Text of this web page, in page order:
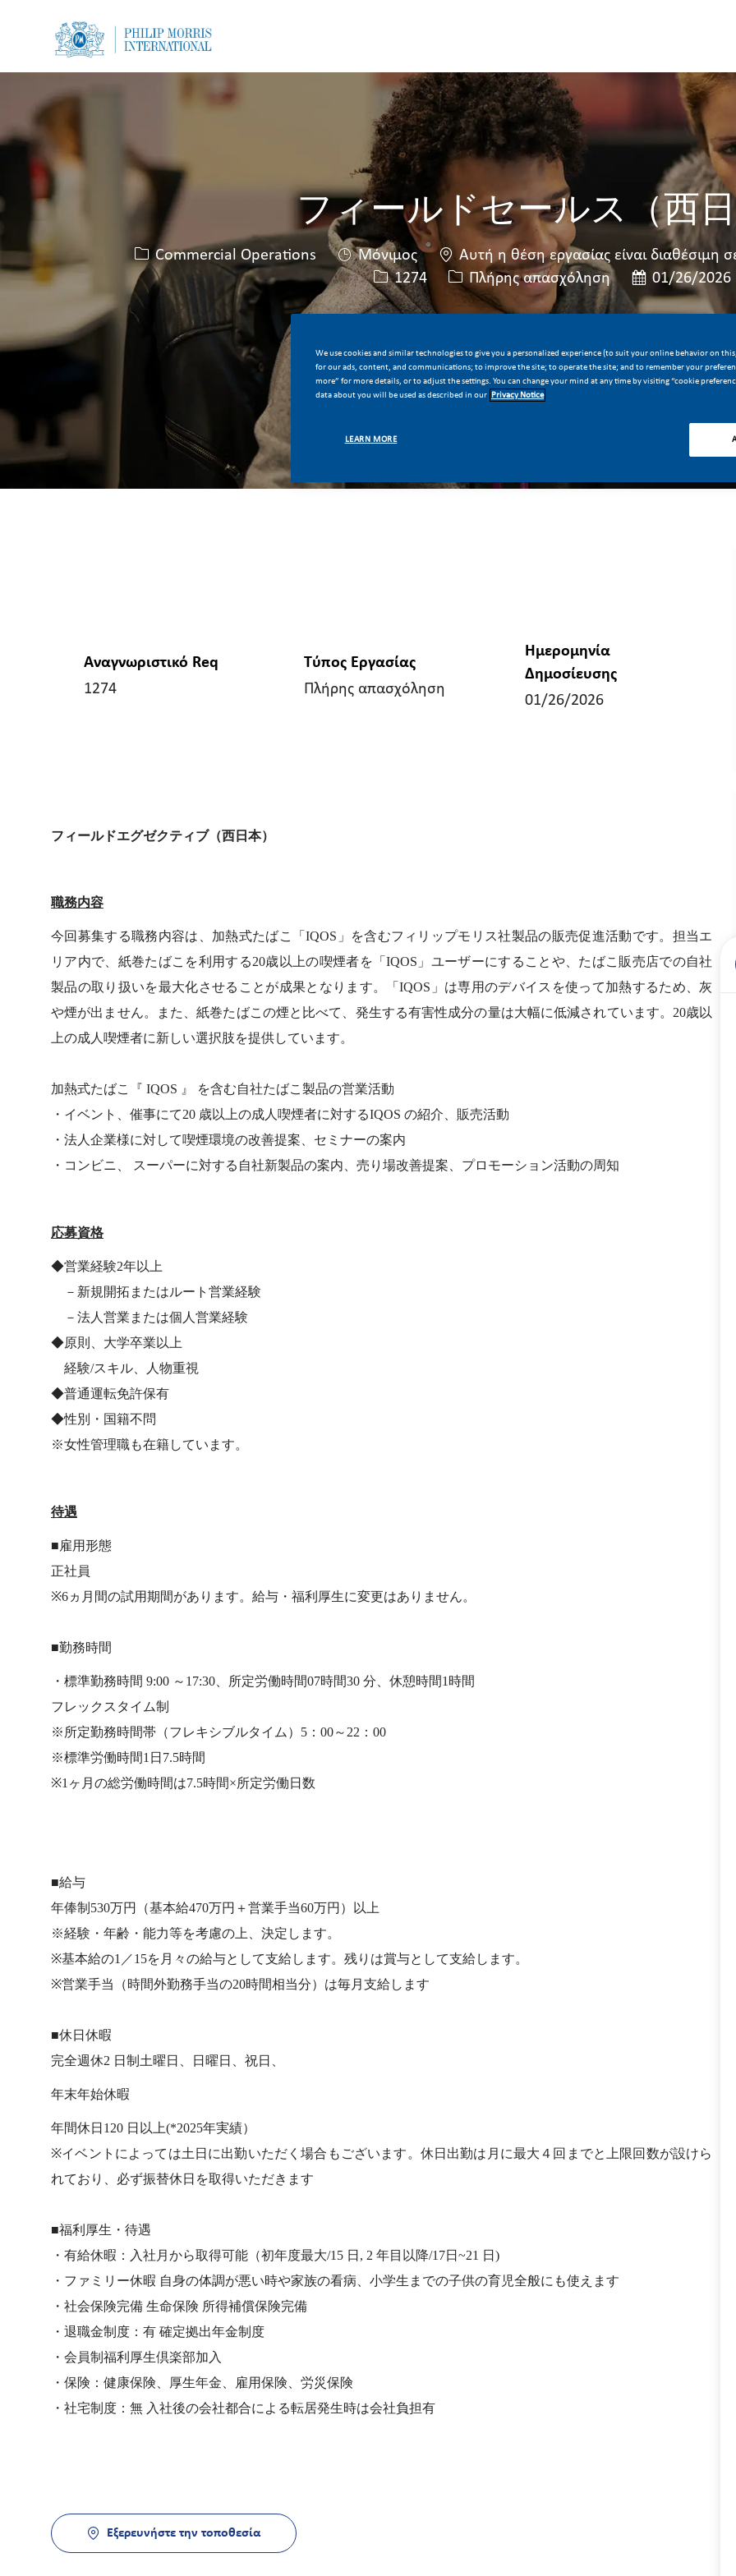
フィールドセールス（西
Κατηγορία
Commercial Operations Μόνιμος Αυτή η θέση εργασίας είναι διαθέσιμη
Κωδικός θέσης εργασίας
1274 Τύπος εργασίας
Πλήρης απασχόληση Ημερομηνία
01/26/2026
Αναγνωριστικό Req
1274
Τύπος Εργασίας
Πλήρης απασχόληση
Ημερομηνία
Δημοσίευσης
01/26/2026
フィールドエグゼクティブ（西日本）
職務内容
今回募集する職務内容は、加熱式たばこ「IQOS」を含むフィリップモリス社製品の販売促進活動です。担当エ
リア内で、紙巻たばこを利用する20歳以上の喫煙者を「IQOS」ユーザーにすることや、たばこ販売店での自社
製品の取り扱いを最大化させることが成果となります。「IQOS」は専用のデバイスを使って加熱するため、灰
や煙が出ません。また、紙巻たばこの煙と比べて、発生する有害性成分の量は大幅に低減されています。20歳以
上の成人喫煙者に新しい選択肢を提供しています。
加熱式たばこ『 IQOS 』 を含む自社たばこ製品の営業活動
・イベント、催事にて20 歳以上の成人喫煙者に対するIQOS の紹介、販売活動
・法人企業様に対して喫煙環境の改善提案、セミナーの案内
・コンビニ、 スーパーに対する自社新製品の案内、売り場改善提案、プロモーション活動の周知
応募資格
◆営業経験2年以上
－新規開拓またはルート営業経験
－法人営業または個人営業経験
◆原則、大学卒業以上
経験/スキル、人物重視
◆普通運転免許保有
◆性別・国籍不問
※女性管理職も在籍しています。
待遇
■雇用形態
正社員
※6ヵ月間の試用期間があります。給与・福利厚生に変更はありません。
■勤務時間
・標準勤務時間 9:00 ～17:30、所定労働時間07時間30 分、休憩時間1時間
フレックスタイム制
※所定勤務時間帯（フレキシブルタイム）5：00～22：00
※標準労働時間1日7.5時間
※1ヶ月の総労働時間は7.5時間×所定労働日数
■給与
年俸制530万円（基本給470万円＋営業手当60万円）以上
※経験・年齢・能力等を考慮の上、決定します。
※基本給の1／15を月々の給与として支給します。残りは賞与として支給します。
※営業手当（時間外勤務手当の20時間相当分）は毎月支給します
■休日休暇
完全週休2 日制土曜日、日曜日、祝日、
年末年始休暇
年間休日120 日以上(*2025年実績）
※イベントによっては土日に出勤いただく場合もございます。休日出勤は月に最大４回までと上限回数が設けら
れており、必ず振替休日を取得いただきます
■福利厚生・待遇
・有給休暇：入社月から取得可能（初年度最大/15 日, 2 年目以降/17日~21 日)
・ファミリー休暇 自身の体調が悪い時や家族の看病、小学生までの子供の育児全般にも使えます
・社会保険完備 生命保険 所得補償保険完備
・退職金制度：有 確定拠出年金制度
・会員制福利厚生倶楽部加入
・保険：健康保険、厚生年金、雇用保険、労災保険
・社宅制度：無 入社後の会社都合による転居発生時は会社負担有
Εξερευνήστε την τοποθεσία
We use cookies and similar technologies to give you a personalized experience (to suit your online behavior on
for our ads, content, and communications; to improve the site; to operate the site; and to remember your
more” for more details, or to adjust the settings. You can change your mind at any time by visiting “cookie
data about you will be used as described in our Privacy Notice
LEARN MORE